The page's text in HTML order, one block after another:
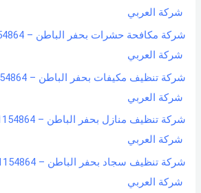
شركة العربي
شركة العربي
شركة العربي
شركة العربي
شركة العربي